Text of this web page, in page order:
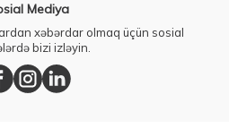
Mediya
xəbərdar olmaq üçün sosial
bizi izləyin.